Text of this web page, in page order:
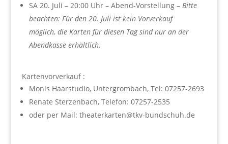
SA 20. Juli – 20:00 Uhr – Abend-Vorstellung – Bitte
beachten: Für den 20. Juli ist kein Vorverkauf
möglich, die Karten für diesen Tag sind nur an der
Abendkasse erhältlich.
Kartenvorverkauf :
Monis Haarstudio, Untergrombach, Tel: 07257-2693
Renate Sterzenbach, Telefon: 07257-2535
oder per Mail: theaterkarten@tkv-bundschuh.de